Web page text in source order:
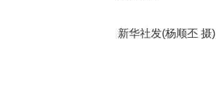
新华社发(杨顺丕 摄)